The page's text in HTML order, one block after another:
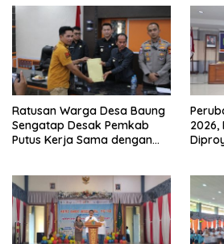
Ratusan Warga Desa Baung
Sengatap Desak Pemkab
Putus Kerja Sama dengan
2026,